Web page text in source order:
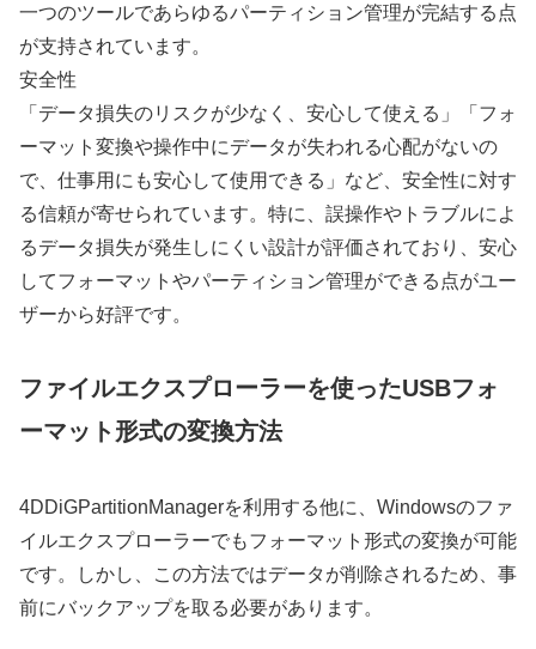
一つのツールであらゆるパーティション管理が完結する点
が支持されています。
安全性
「データ損失のリスクが少なく、安心して使える」「フォ
ーマット変換や操作中にデータが失われる心配がないの
で、仕事用にも安心して使用できる」など、安全性に対す
る信頼が寄せられています。特に、誤操作やトラブルによ
るデータ損失が発生しにくい設計が評価されており、安心
してフォーマットやパーティション管理ができる点がユー
ザーから好評です。
ファイルエクスプローラーを使ったUSBフォ
ーマット形式の変換方法
4DDiGPartitionManagerを利用する他に、Windowsのファ
イルエクスプローラーでもフォーマット形式の変換が可能
です。しかし、この方法ではデータが削除されるため、事
前にバックアップを取る必要があります。